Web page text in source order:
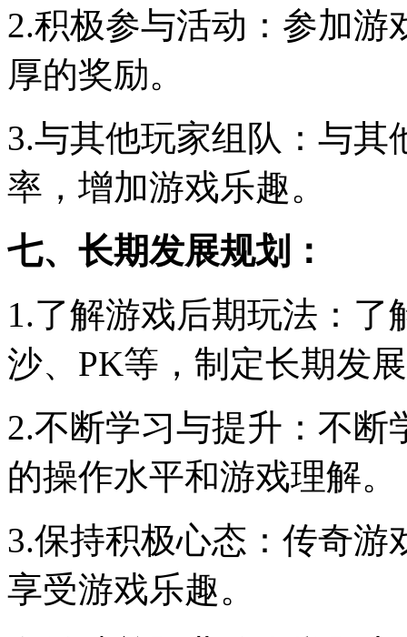
2.积极参与活动：参加
厚的奖励。
3.与其他玩家组队：与其
率，增加游戏乐趣。
七、长期发展规划：
1.了解游戏后期玩法：
沙、PK等，制定长期发
2.不断学习与提升：不
的操作水平和游戏理解。
3.保持积极心态：传奇
享受游戏乐趣。